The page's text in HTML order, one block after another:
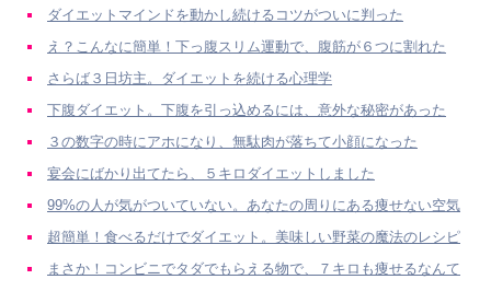
ダイエットマインドを動かし続けるコツがついに判った
え？こんなに簡単！下っ腹スリム運動で、腹筋が６つに割れた
さらば３日坊主。ダイエットを続ける心理学
下腹ダイエット。下腹を引っ込めるには、意外な秘密があった
３の数字の時にアホになり、無駄肉が落ちて小顔になった
宴会にばかり出てたら、５キロダイエットしました
99%の人が気がついていない。あなたの周りにある痩せない空気
超簡単！食べるだけでダイエット。美味しい野菜の魔法のレシピ
まさか！コンビニでタダでもらえる物で、７キロも痩せるなんて